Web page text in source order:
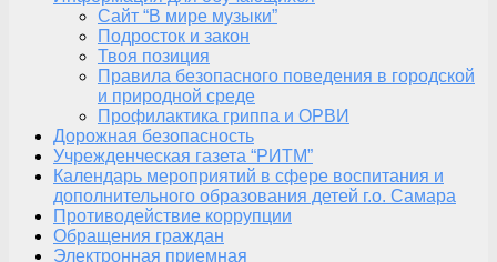
Сайт “В мире музыки”
Подросток и закон
Твоя позиция
Правила безопасного поведения в городской
и природной среде
Профилактика гриппа и ОРВИ
Дорожная безопасность
Учрежденческая газета “РИТМ”
Календарь мероприятий в сфере воспитания и
дополнительного образования детей г.о. Самара
Противодействие коррупции
Обращения граждан
Электронная приемная